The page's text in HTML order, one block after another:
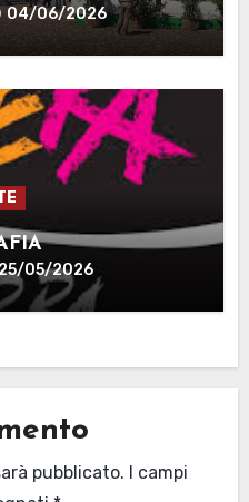
04/06/2026
05/2026
pubblicato. I campi